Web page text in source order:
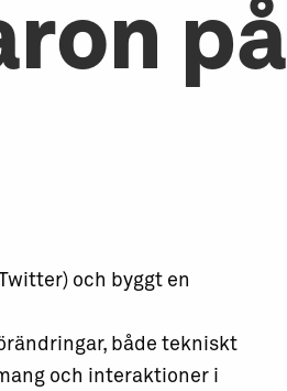
på
och byggt en
både tekniskt
och interaktioner i